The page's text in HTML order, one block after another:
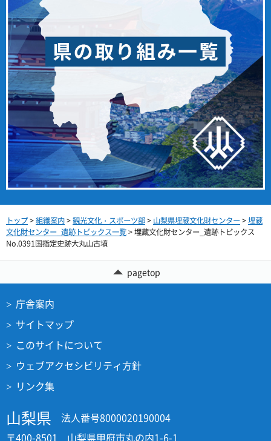
トップ>組織案内>観光文化・スポーツ部> 山梨県埋蔵文化財センター>埋蔵
文化財センター_遺跡トピックス一覧> 埋蔵文化財センター_遺跡トピックス
No.0391国指定史跡大丸山古墳
pagetop
庁舎案内
サイトマップ
このサイトについて
ウェブアクセシビリティ方針
リンク集
山梨県
法人番号8000020190004
〒400-8501 山梨県甲府市丸の内1-6-1